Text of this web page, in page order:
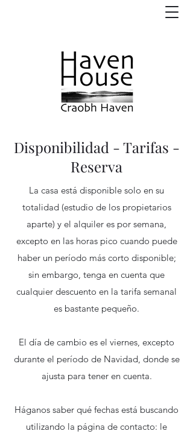
Disponibilidad - Tarifas -
Reserva
La casa está disponible solo en su
totalidad (estudio de los propietarios
aparte) y el alquiler es por semana,
excepto en las horas pico cuando puede
haber un período más corto disponible;
sin embargo, tenga en cuenta que
cualquier descuento en la tarifa semanal
es bastante pequeño.
El día de cambio es el viernes, excepto
durante el período de Navidad, donde se
ajusta para tener en cuenta.
Háganos saber qué fechas está buscando
utilizando la página de contacto: le